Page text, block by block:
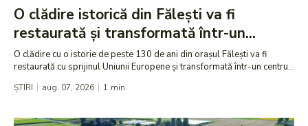
O clădire istorică din Fălești va fi
restaurată și transformată într-un...
O clădire cu o istorie de peste 130 de ani din orașul Fălești va fi
restaurată cu sprijinul Uniunii Europene și transformată într-un centru...
ȘTIRI aug. 07, 2026 1 min.